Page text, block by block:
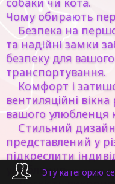
Чому обирають
Безпека на
та надійні замки
безпеку для
транспортування.
Комфорт і
вентиляційні
вашого улюбленця
Стильний
представлений у
підкреслити
улюбленця.Эту категорию